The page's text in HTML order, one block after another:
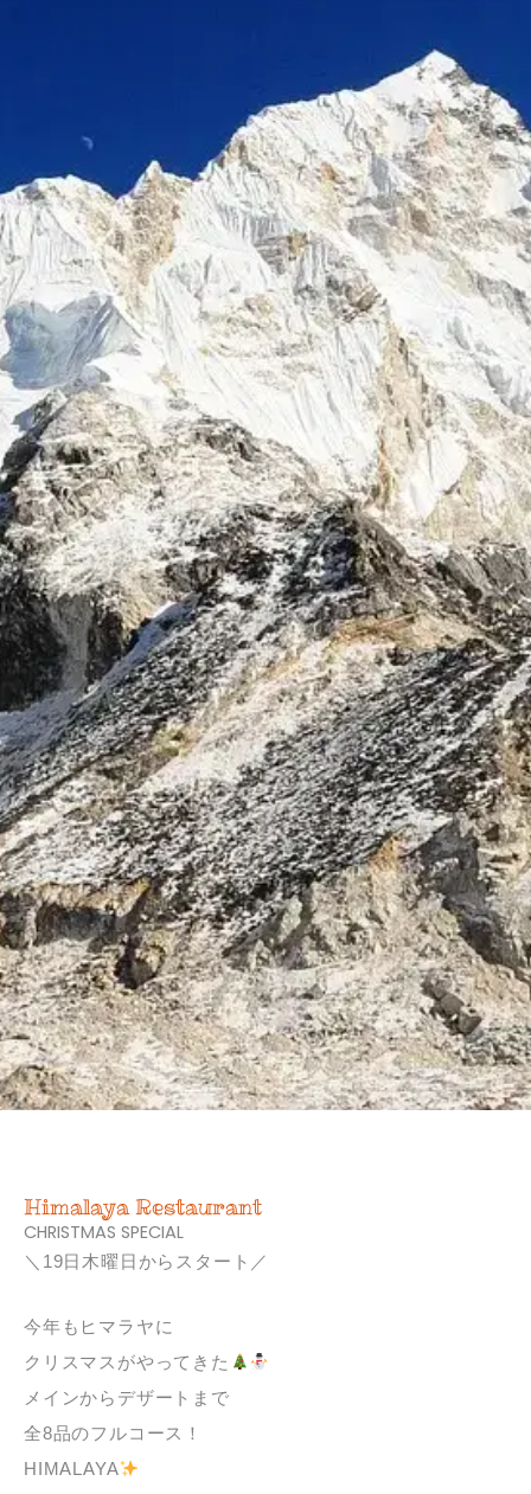
Himalaya Restaurant
CHRISTMAS SPECIAL
＼19日木曜日からスタート／
今年もヒマラヤに
クリスマスがやってきた
メインからデザートまで
全8品のフルコース！
HIMALAYA